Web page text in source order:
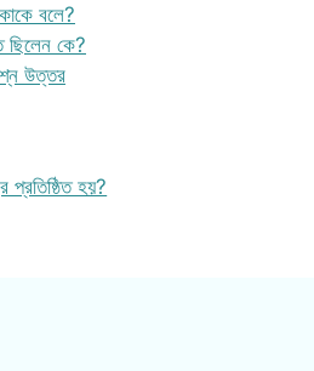
বলে?
ছিলেন কে?
উত্তর
প্রতিষ্ঠিত হয়?